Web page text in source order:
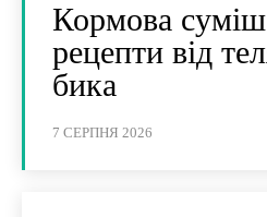
Кормова
рецепти від
бика
7 СЕРПНЯ 2026